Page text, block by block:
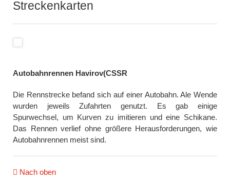
Streckenkarten
Autobahnrennen Havirov(CSSR
Die Rennstrecke befand sich auf einer Autobahn. Ale Wende
wurden jeweils Zufahrten genutzt. Es gab einige
Spurwechsel, um Kurven zu imitieren und eine Schikane.
Das Rennen verlief ohne größere Herausforderungen, wie
Autobahnrennen meist sind.
Nach oben